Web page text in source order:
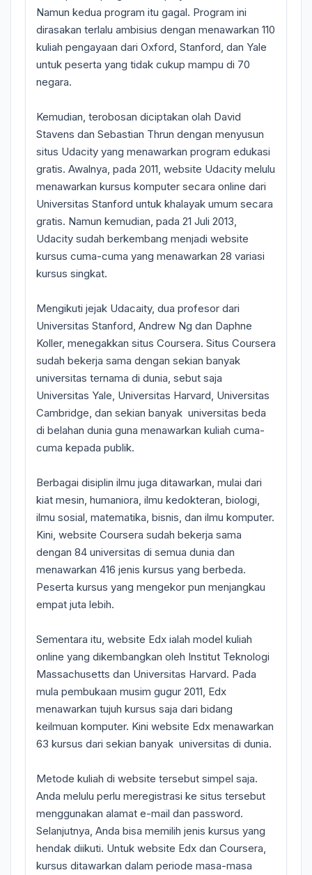
Namun kedua program itu gagal. Program ini
dirasakan terlalu ambisius dengan menawarkan 110
kuliah pengayaan dari Oxford, Stanford, dan Yale
untuk peserta yang tidak cukup mampu di 70
negara.
Kemudian, terobosan diciptakan olah David
Stavens dan Sebastian Thrun dengan menyusun
situs Udacity yang menawarkan program edukasi
gratis. Awalnya, pada 2011, website Udacity melulu
menawarkan kursus komputer secara online dari
Universitas Stanford untuk khalayak umum secara
gratis. Namun kemudian, pada 21 Juli 2013,
Udacity sudah berkembang menjadi website
kursus cuma-cuma yang menawarkan 28 variasi
kursus singkat.
Mengikuti jejak Udacaity, dua profesor dari
Universitas Stanford, Andrew Ng dan Daphne
Koller, menegakkan situs Coursera. Situs Coursera
sudah bekerja sama dengan sekian banyak
universitas ternama di dunia, sebut saja
Universitas Yale, Universitas Harvard, Universitas
Cambridge, dan sekian banyak universitas beda
di belahan dunia guna menawarkan kuliah cuma-
cuma kepada publik.
Berbagai disiplin ilmu juga ditawarkan, mulai dari
kiat mesin, humaniora, ilmu kedokteran, biologi,
ilmu sosial, matematika, bisnis, dan ilmu komputer.
Kini, website Coursera sudah bekerja sama
dengan 84 universitas di semua dunia dan
menawarkan 416 jenis kursus yang berbeda.
Peserta kursus yang mengekor pun menjangkau
empat juta lebih.
Sementara itu, website Edx ialah model kuliah
online yang dikembangkan oleh Institut Teknologi
Massachusetts dan Universitas Harvard. Pada
mula pembukaan musim gugur 2011, Edx
menawarkan tujuh kursus saja dari bidang
keilmuan komputer. Kini website Edx menawarkan
63 kursus dari sekian banyak universitas di dunia.
Metode kuliah di website tersebut simpel saja.
Anda melulu perlu meregistrasi ke situs tersebut
menggunakan alamat e-mail dan password.
Selanjutnya, Anda bisa memilih jenis kursus yang
hendak diikuti. Untuk website Edx dan Coursera,
kursus ditawarkan dalam periode masa-masa